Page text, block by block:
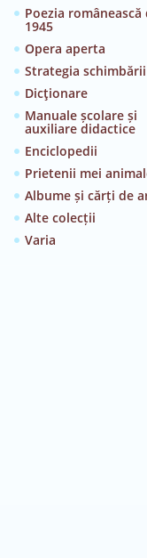
Poezia românească
1945
Opera aperta
Strategia schimbării
Dicţionare
Manuale școlare și
auxiliare didactice
Enciclopedii
Prietenii mei
Albume și cărți de
Alte colecții
Varia